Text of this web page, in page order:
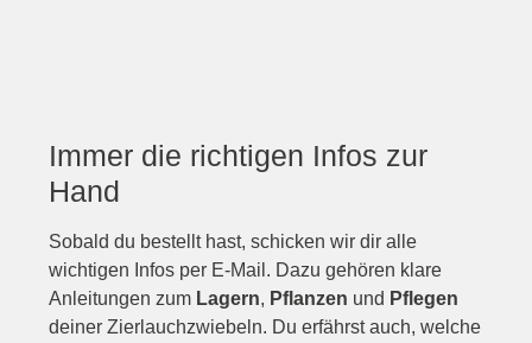
Immer die richtigen Infos zur
Hand
Sobald du bestellt hast, schicken wir dir alle
wichtigen Infos per E-Mail. Dazu gehören klare
Anleitungen zum Lagern, Pflanzen und Pflegen
deiner Zierlauchzwiebeln. Du erfährst auch, welche